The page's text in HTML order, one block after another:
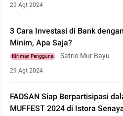
29 Agt 2024
3 Cara Investasi di Bank
Minim, Apa Saja?
Kiriman Pengguna Satrio Mur Bayu
29 Agt 2024
FADSAN Siap Berpartisipasi
MUFFEST 2024 di Istora